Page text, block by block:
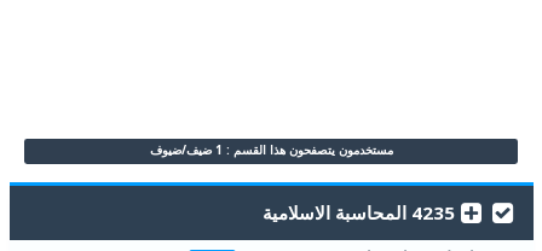
مستخدمون يتصفحون هذا القسم : 1 ضيف/ضيوف
4235 المحاسبة الاسلامية